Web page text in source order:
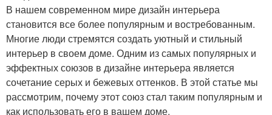
В нашем современном мире дизайн интерьера
становится все более популярным и востребованным.
Многие люди стремятся создать уютный и стильный
интерьер в своем доме. Одним из самых популярных и
эффектных союзов в дизайне интерьера является
сочетание серых и бежевых оттенков. В этой статье мы
рассмотрим, почему этот союз стал таким популярным и
как использовать его в вашем доме.